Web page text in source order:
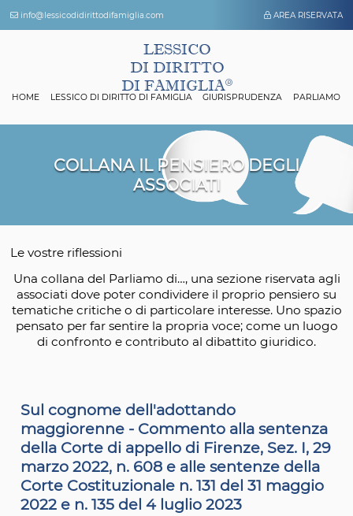
info@lessicodidirittodifamiglia.com AREA
LESSICO
DI DIRITTO
DI FAMIGLIA
COLLANA IL PENSIERO DEGLI
Le vostre riflessioni
Una collana del Parliamo di…, una sezione
associati dove poter condividere il proprio
di confronto e contributo al dibattito
Sul cognome dell'adottando
maggiorenne - Commento alla